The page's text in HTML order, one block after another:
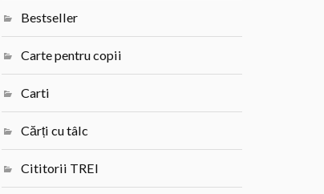
Bestseller
Carte pentru copii
Carti
Cărți cu tâlc
Cititorii TREI